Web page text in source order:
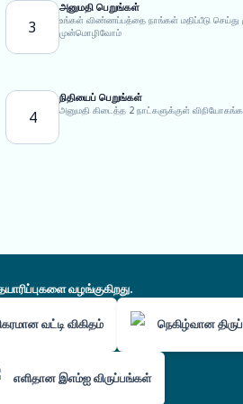
3
அனுமதி பெறுங்கள்
உங்கள் விண்ணப்பத்தை நாங்கள் மதிப்பீடு செய்து
முன்மொழிவோம்
4
நிதியைப் பெறுங்கள்
அனுமதி கிடைத்த 2 நாட்களுக்குள்
வழங்குகிறது.
வட்டி விகிதம் நெகிழ்வான
எளிதான இஎம்ஐ விருப்பங்கள்